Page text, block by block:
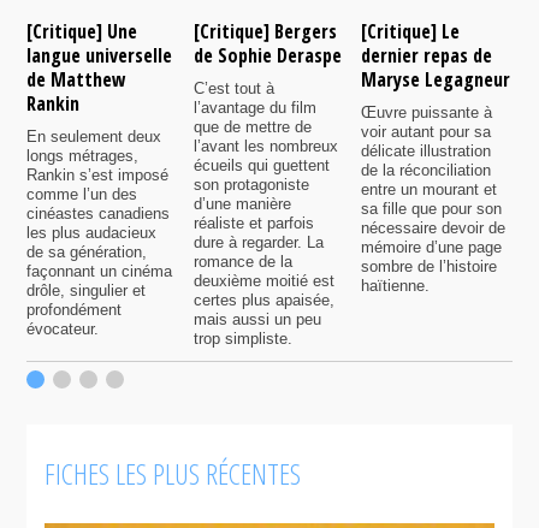
[Critique] Une
langue universelle
de Matthew
Rankin
En seulement deux
longs métrages,
Rankin s’est imposé
comme l’un des
cinéastes canadiens
les plus audacieux
de sa génération,
façonnant un cinéma
drôle, singulier et
profondément
évocateur.
[Critique] Bergers
de Sophie Deraspe
C’est tout à
l’avantage du film
que de mettre de
l’avant les nombreux
écueils qui guettent
son protagoniste
d’une manière
réaliste et parfois
dure à regarder. La
romance de la
deuxième moitié est
certes plus apaisée,
mais aussi un peu
trop simpliste.
[Critique] Le
dernier repas de
Maryse Legagneur
Œuvre puissante à
voir autant pour sa
délicate illustration
de la réconciliation
entre un mourant et
sa fille que pour son
nécessaire devoir de
mémoire d’une page
sombre de l’histoire
haïtienne.
FICHES LES PLUS RÉCENTES